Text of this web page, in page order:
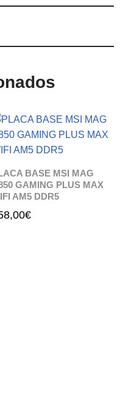
BASE MSI MAG
GAMING PLUS MAX
AM5 DDR5
€